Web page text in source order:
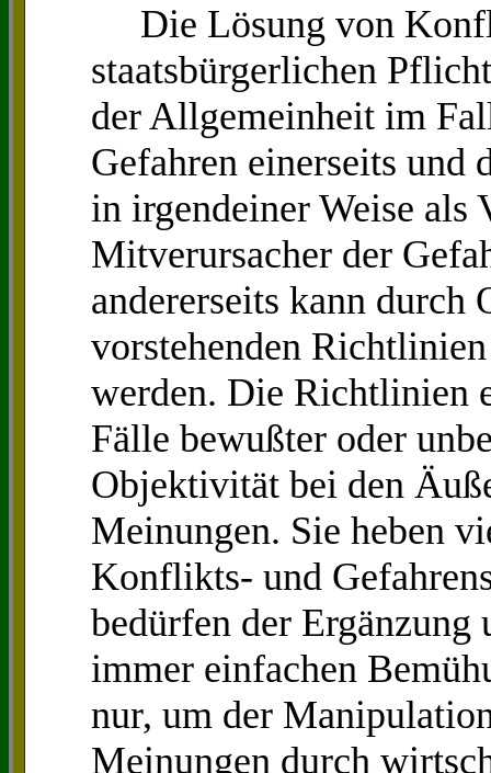
Die Lösung von
staatsbürgerlichen
der Allgemeinheit im
Gefahren einerseits und
in irgendeiner Weise als
Mitverursacher der
andererseits kann durch
vorstehenden
werden. Die Richtlinien
Fälle bewußter oder
Objektivität bei den
Meinungen. Sie heben
Konflikts- und
bedürfen der
immer einfachen
nur, um der
Meinungen durch